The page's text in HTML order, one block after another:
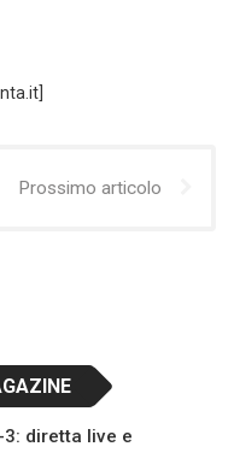
Prossimo articolo
diretta live e